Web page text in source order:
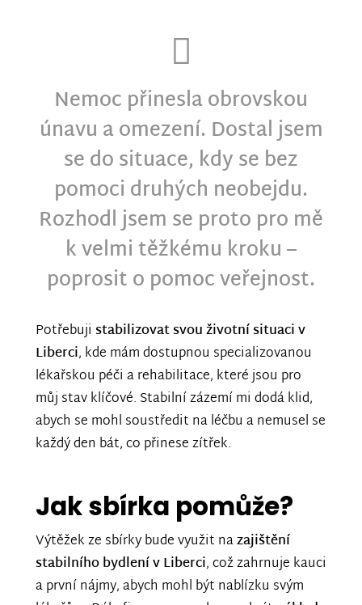
Nemoc přinesla obrovskou
únavu a omezení. Dostal jsem
se do situace, kdy se bez
pomoci druhých neobejdu.
Rozhodl jsem se proto pro mě
k velmi těžkému kroku –
poprosit o pomoc veřejnost.
Potřebuji stabilizovat svou životní situaci v
Liberci, kde mám dostupnou specializovanou
lékařskou péči a rehabilitace, které jsou pro
můj stav klíčové. Stabilní zázemí mi dodá klid,
abych se mohl soustředit na léčbu a nemusel se
každý den bát, co přinese zítřek.
Jak sbírka pomůže?
Výtěžek ze sbírky bude využit nazajištění
stabilního bydlení v Liberci, což zahrnuje kauci
a první nájmy, abych mohl být nablízku svým